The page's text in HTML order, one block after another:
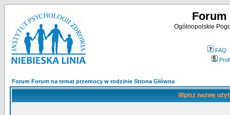
Forum
Ogólnopolskie
FAQ
Forum Forum na temat przemocy w rodzinie Strona Główna
Wpisz nazwę